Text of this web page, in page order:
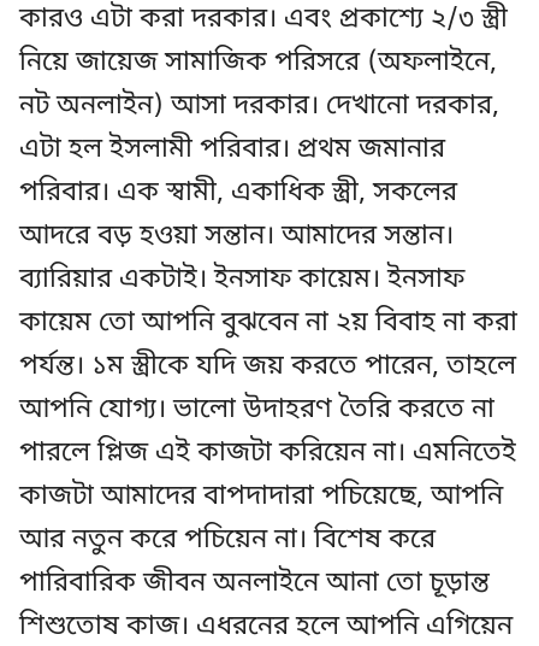
কারও এটা করা দরকার। এবং প্রকাশ্যে ২/৩ স্ত্রী
নিয়ে জায়েজ সামাজিক পরিসরে (অফলাইনে,
নট অনলাইন) আসা দরকার। দেখানো দরকার,
এটা হল ইসলামী পরিবার। প্রথম জমানার
পরিবার। এক স্বামী, একাধিক স্ত্রী, সকলের
আদরে বড় হওয়া সন্তান। আমাদের সন্তান।
ব্যারিয়ার একটাই। ইনসাফ কায়েম। ইনসাফ
কায়েম তো আপনি বুঝবেন না ২য় বিবাহ না করা
পর্যন্ত। ১ম স্ত্রীকে যদি জয় করতে পারেন, তাহলে
আপনি যোগ্য। ভালো উদাহরণ তৈরি করতে না
পারলে প্লিজ এই কাজটা করিয়েন না। এমনিতেই
কাজটা আমাদের বাপদাদারা পচিয়েছে, আপনি
আর নতুন করে পচিয়েন না। বিশেষ করে
পারিবারিক জীবন অনলাইনে আনা তো চূড়ান্ত
শিশুতোষ কাজ। এধরনের হলে আপনি এগিয়েন